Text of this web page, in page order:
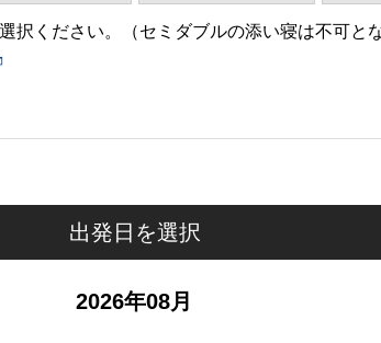
択ください。（セミダブルの添い寝は不可と
出発日を選択
2026年08月